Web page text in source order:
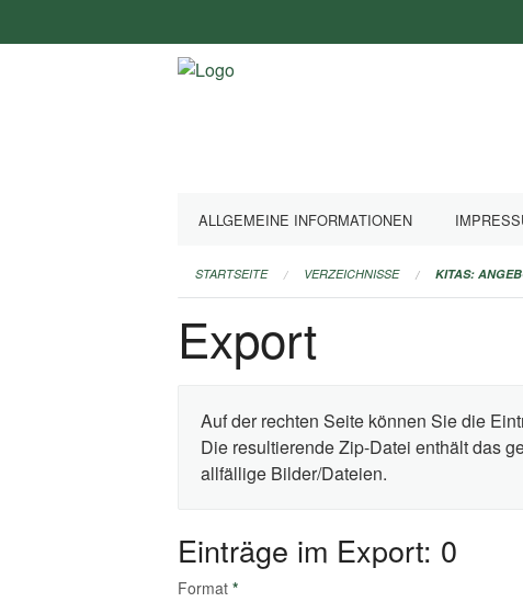
überspringen
ALLGEMEINE INFORMATIONEN
STARTSEITE VERZEICHNISSE KITAS:
Export
Auf der rechten Seite können Sie die
Die resultierende Zip-Datei enthält das
allfällige Bilder/Dateien.
Einträge im Export: 0
Format *